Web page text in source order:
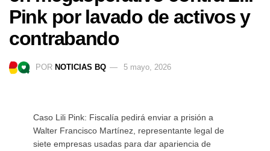
Pink por lavado de activos y
contrabando
POR NOTICIAS BQ 5 mayo, 2026
Caso Lili Pink: Fiscalía pedirá enviar a prisión a
Walter Francisco Martínez, representante legal de
siete empresas usadas para dar apariencia de